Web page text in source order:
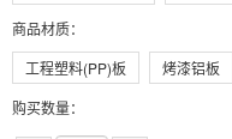
商品材质：
工程塑料(PP)板
烤漆铝板
购买数量：